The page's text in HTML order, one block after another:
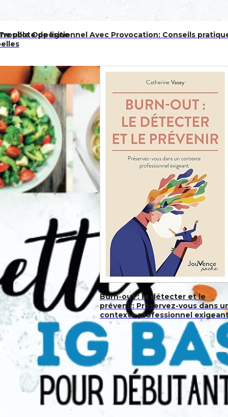
pilote de ligne
Oppositionnel Avec Provocation: Conseils
Burn-out : le détecter et le
prévenir: Préservez-vous dans
contexte professionnel